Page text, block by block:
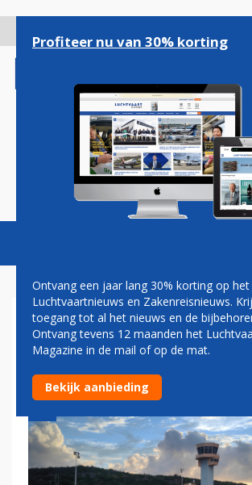
gaan
Magazine Podcasts
GROTE
LUCHTHAVEN
Profiteer nu van 30% korting
Ontvang een jaar lang 30% korting op
Luchtvaartnieuws en Zakenreisnieuws.
toegang tot al het nieuws en de
Ontvang tevens 12 maanden het
Magazine in de mail of op de mat.
Bekijk aanbieding